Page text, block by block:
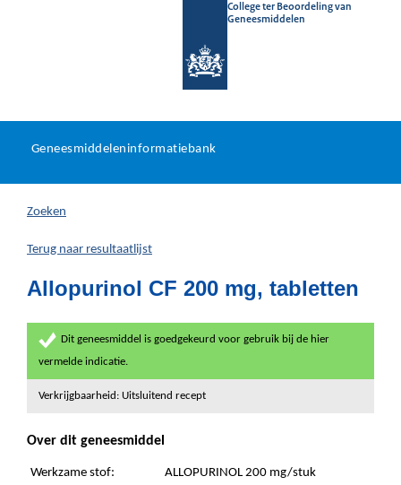
College ter Beoordeling van
Geneesmiddelen
U
hier:
Geneesmiddeleninformatiebank
Zoeken
Terug naar resultaatlijst
Allopurinol CF 200 mg, tabletten
Dit geneesmiddel is goedgekeurd voor gebruik bij de hier
vermelde indicatie.
Verkrijgbaarheid: Uitsluitend recept
Over dit geneesmiddel
Werkzame stof:
ALLOPURINOL 200 mg/stuk